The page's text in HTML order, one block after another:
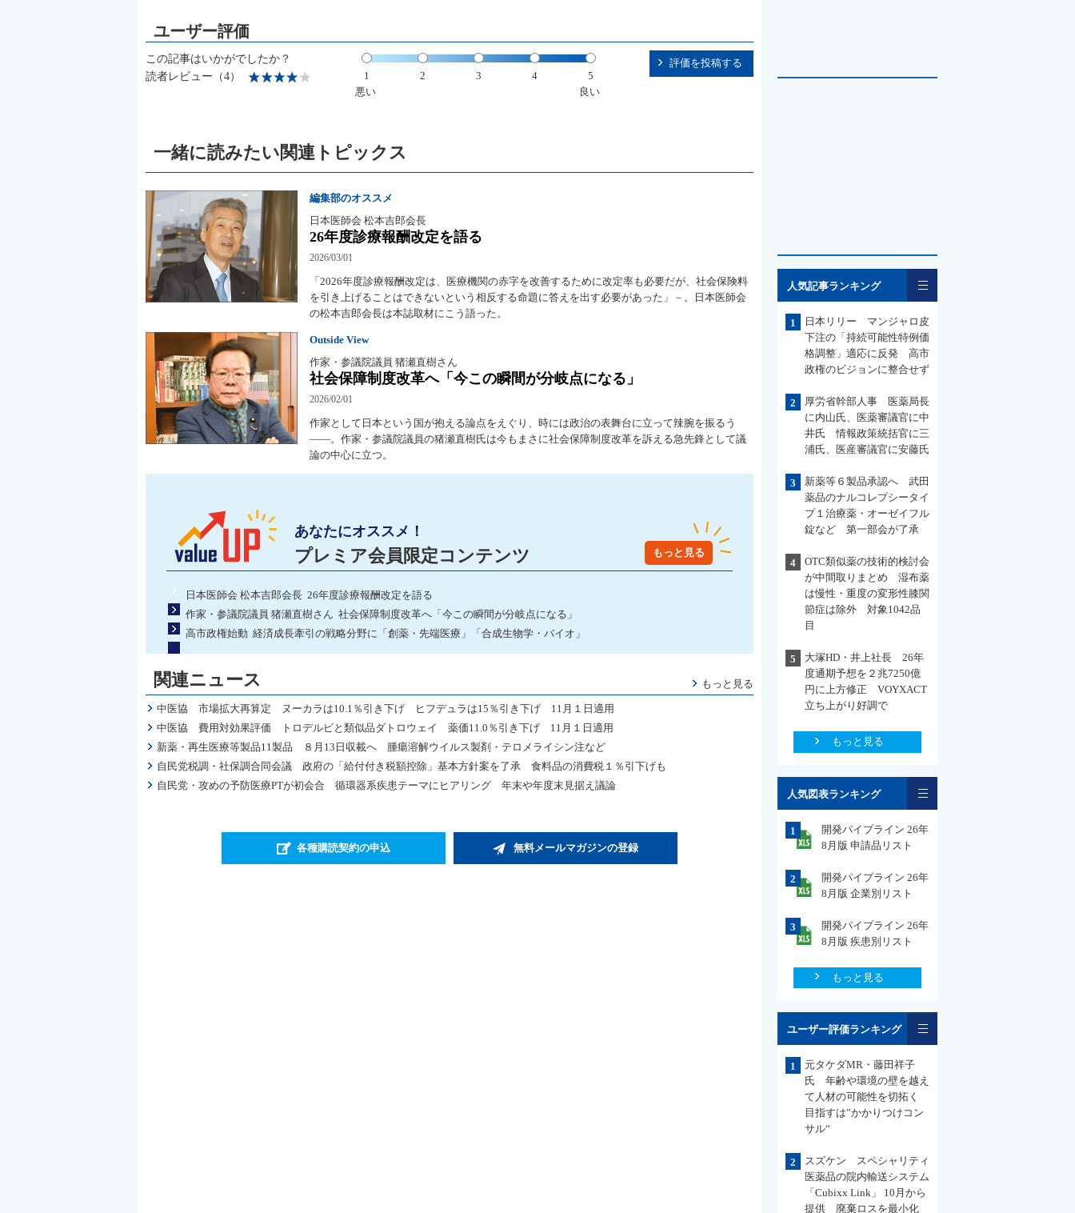
この記事はいかがでしたか？
読者レビュー（4）
1 2 3 4
5
悪い
良い
評価を投稿する
一緒に読みたい関連トピックス
編集部のオススメ
日本医師会 松本吉郎会長
26年度診療報酬改定を語る
2026/03/01
「2026年度診療報酬改定は、医療機関の赤字を改善するために改定率も必要だが、社会保険料
を引き上げることはできないという相反する命題に答えを出す必要があった」－。日本医師会
の松本吉郎会長は本誌取材にこう語った。
Outside View
作家・参議院議員 猪瀬直樹さん
社会保障制度改革へ「今この瞬間が分岐点になる」
2026/02/01
作家として日本という国が抱える論点をえぐり、時には政治の表舞台に立って辣腕を振るう
――。作家・参議院議員の猪瀬直樹氏は今もまさに社会保障制度改革を訴える急先鋒として議
論の中心に立つ。
あなたにオススメ！
プレミア会員限定コンテンツ もっと見る
日本医師会 松本吉郎会長 26年度診療報酬改定を語る
作家・参議院議員 猪瀬直樹さん 社会保障制度改革へ「今この瞬間が分岐点になる」
高市政権始動 経済成長牽引の戦略分野に「創薬・先端医療」「合成生物学・バイオ」
関連ニュース もっと見る
中医協 市場拡大再算定 ヌーカラは10.1％引き下げ ヒフデュラは15％引き下げ 11月１日適用
中医協 費用対効果評価 トロデルビと類似品ダトロウェイ 薬価11.0％引き下げ 11月１日適用
新薬・再生医療等製品11製品 ８月13日収載へ 腫瘍溶解ウイルス製剤・テロメライシン注など
自民党税調・社保調合同会議 政府の「給付付き税額控除」基本方針案を了承 食料品の消費税１％引下げも
自民党・攻めの予防医療PTが初会合 循環器系疾患テーマにヒアリング 年末や年度末見据え議論
各種購読契約の申込 無料メールマガジンの登録
人気記事ランキング
1
日本リリー マンジャロ皮
下注の「持続可能性特例価
格調整」適応に反発 高市
政権のビジョンに整合せず
2
厚労省幹部人事 医薬局長
に内山氏、医薬審議官に中
井氏 情報政策統括官に三
浦氏、医産審議官に安藤氏
3
新薬等６製品承認へ 武田
薬品のナルコレプシータイ
プ１治療薬・オーゼイフル
錠など 第一部会が了承
4
OTC類似薬の技術的検討会
が中間取りまとめ 湿布薬
は慢性・重度の変形性膝関
節症は除外 対象1042品
目
5
大塚HD・井上社長 26年
度通期予想を２兆7250億
円に上方修正 VOYXACT
立ち上がり好調で
もっと見る
人気図表ランキング
1
開発パイプライン 26年
8月版 申請品リスト
2
開発パイプライン 26年
8月版 企業別リスト
3
開発パイプライン 26年
8月版 疾患別リスト
もっと見る
ユーザー評価ランキング
1
元タケダMR・藤田祥子
氏 年齢や環境の壁を越え
て人材の可能性を切拓く
目指すは”かかりつけコン
サル“
2
スズケン スペシャリティ
医薬品の院内輸送システム
「Cubixx Link」 10月から
提供 廃棄ロスを最小化